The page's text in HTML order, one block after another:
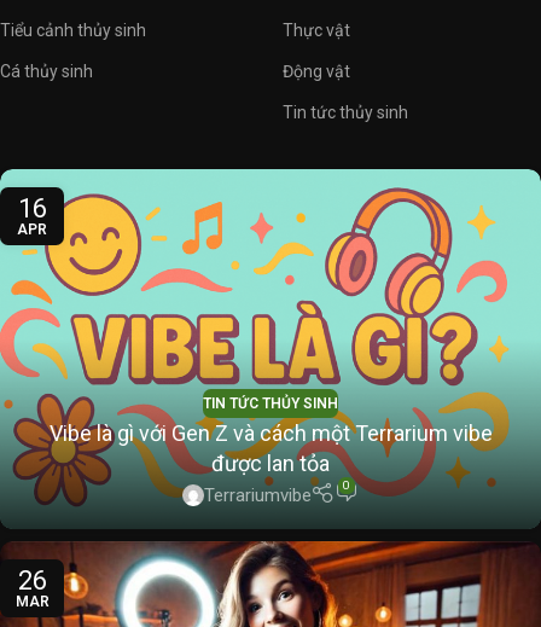
Tiểu cảnh thủy sinh
Cá thủy sinh
Thực vật
Động vật
Tin tức thủy sinh
16
APR
TIN TỨC THỦY SINH
Vibe là gì với Gen Z và cách một Terrarium vibe
được lan tỏa
Terrariumvibe 0
26
MAR